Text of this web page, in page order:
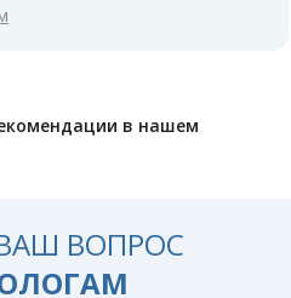
в нашем
ВОПРОС